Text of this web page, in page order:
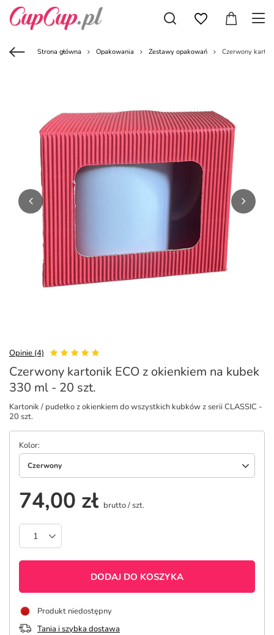
Strona główna Opakowania Zestawy opakowań Czerwony
Opinie (4)
Czerwony kartonik ECO z okienkiem na kubek
330 ml - 20 szt.
Kartonik / pudełko z okienkiem do wszystkich kubków z serii CLASSIC -
20 szt.
Kolor
Czerwony
74,00 zł brutto/szt.
DODAJ DO KOSZYKA
Produkt niedostępny
Tania i szybka dostawa